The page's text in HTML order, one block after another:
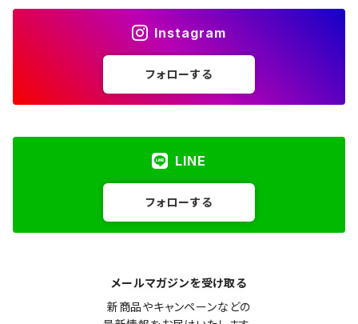
Instagram
フォローする
LINE
フォローする
メールマガジンを受け取る
新商品やキャンペーンなどの